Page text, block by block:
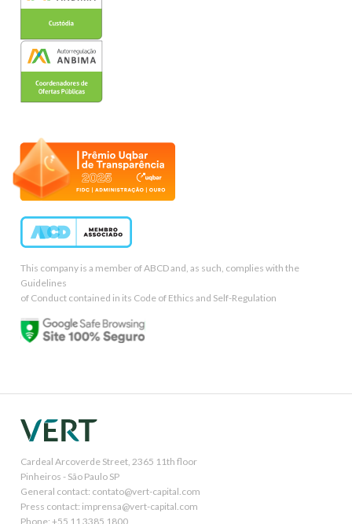
This company is a member of ABCD and, as such, complies with the
Guidelines
of Conduct contained in its Code of Ethics and Self-Regulation
Cardeal Arcoverde Street, 2365 11th floor
Pinheiros - São Paulo SP
General contact: contato@vert-capital.com
Press contact: imprensa@vert-capital.com
Phone: +55 11 3385 1800